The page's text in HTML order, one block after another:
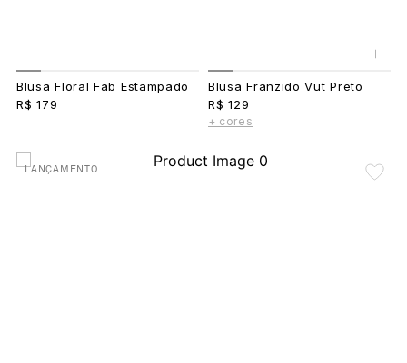
+
Blusa Floral Fab Estampado
R$ 179
+
Blusa Franzido Vut Preto
R$ 129
+ cores
LANÇAMENTO